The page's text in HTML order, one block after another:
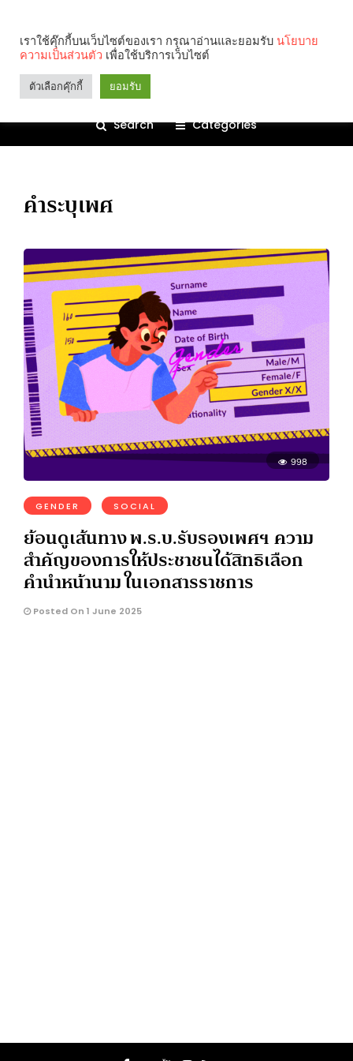
Search Categories
คำระบุเพศ
998
GENDER SOCIAL
ย้อนดูเส้นทาง พ.ร.บ.รับรองเพศฯ ความ
สำคัญของการให้ประชาชนได้สิทธิเลือก
คำนำหน้านาม ในเอกสารราชการ
Posted On 1 June 2025
เราใช้คุ๊กกี้บนเว็บไซต์ของเรา กรุณาอ่านและยอมรับ นโยบาย
ความเป็นส่วนตัว เพื่อใช้บริการเว็บไซต์
ตัวเลือกคุ๊กกี้ ยอมรับ